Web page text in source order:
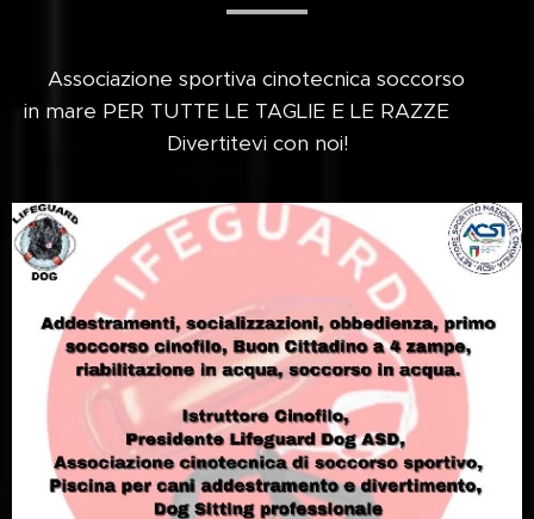
Associazione sportiva cinotecnica soccorso
in mare PER TUTTE LE TAGLIE E LE RAZZE
Divertitevi con noi!